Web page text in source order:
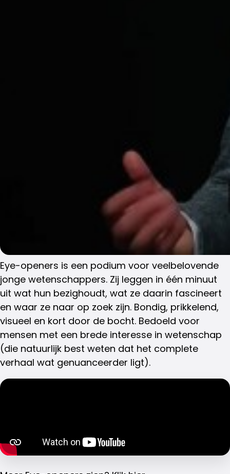
Eye-openers is een podium voor veelbelovende
jonge wetenschappers. Zij leggen in één minuut
uit wat hun bezighoudt, wat ze daarin fascineert
en waar ze naar op zoek zijn. Bondig, prikkelend,
visueel en kort door de bocht. Bedoeld voor
mensen met een brede interesse in wetenschap
(die natuurlijk best weten dat het complete
verhaal wat genuanceerder ligt).